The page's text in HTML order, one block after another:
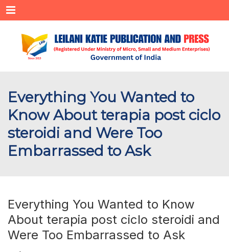
Menu
Everything You Wanted to
Know About terapia post ciclo
steroidi and Were Too
Embarrassed to Ask
Everything You Wanted to Know
About terapia post ciclo steroidi and
Were Too Embarrassed to Ask